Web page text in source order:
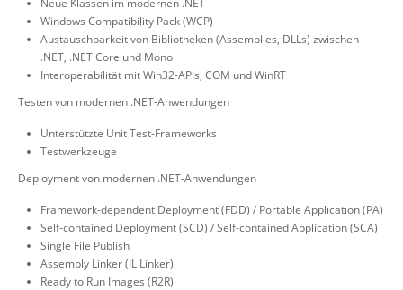
Neue Klassen im modernen .NET
Windows Compatibility Pack (WCP)
Austauschbarkeit von Bibliotheken (Assemblies, DLLs) zwischen
.NET, .NET Core und Mono
Interoperabilität mit Win32-APIs, COM und WinRT
Testen von modernen .NET-Anwendungen
Unterstützte Unit Test-Frameworks
Testwerkzeuge
Deployment von modernen .NET-Anwendungen
Framework-dependent Deployment (FDD) / Portable Application (PA)
Self-contained Deployment (SCD) / Self-contained Application (SCA)
Single File Publish
Assembly Linker (IL Linker)
Ready to Run Images (R2R)